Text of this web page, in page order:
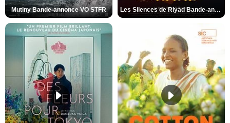
Mutiny Bande-annonce VO STFR Les Silences de Riyad Bande-annonce VO STFR